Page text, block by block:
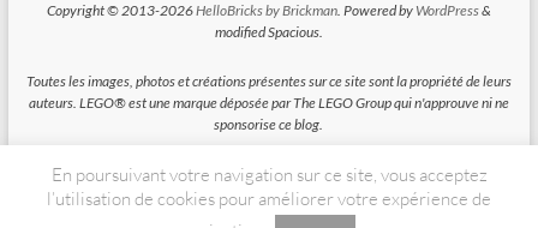
Copyright © 2013-2026HelloBricks by Brickman. Powered by WordPress&
modified Spacious.
Toutes les images, photos et créations présentes sur ce site sont la propriété de leurs
auteurs. LEGO® est une marque déposée par The LEGO Group qui n'approuve ni ne
sponsorise ce blog.
HelloBricks participe au Programme Partenaires d'Amazon EU, un programme
d'affiliation conçu pour permettre à des sites de percevoir une rémunération grace à
la création de liens vers Amazon.fr
En poursuivant votre navigation sur ce site, vous acceptez
l’utilisation de cookies pour améliorer votre expérience de